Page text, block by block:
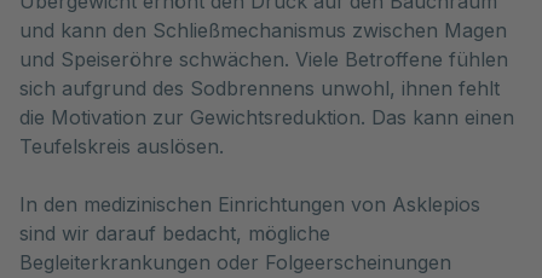
und kann den Schließmechanismus zwischen Magen
und Speiseröhre schwächen. Viele Betroffene fühlen
sich aufgrund des Sodbrennens unwohl, ihnen fehlt
die Motivation zur Gewichtsreduktion. Das kann einen
Teufelskreis auslösen.
In den medizinischen Einrichtungen von Asklepios
sind wir darauf bedacht, mögliche
Begleiterkrankungen oder Folgeerscheinungen